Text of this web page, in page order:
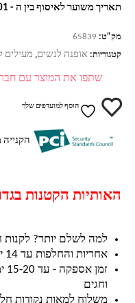
תאריך משוער לאיסוף בין ה - 01 ספטמבר ל - 11 ספטמבר
מק"ט: 65839
קטגוריות: אופנה לנשים, מעילים
שתפו את המוצר עם
הוסף למועדפים שלך
האותיות הקטנות
למה לשלם יותר? לקנות
אחריות והחלפות עד 14 ימים מקבלת המוצר
וחגים
משלוח למאות נקודות